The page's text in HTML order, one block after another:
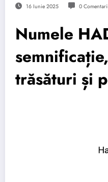
16 Iunie 2025 0 Comentarii
Numele
trăsături și